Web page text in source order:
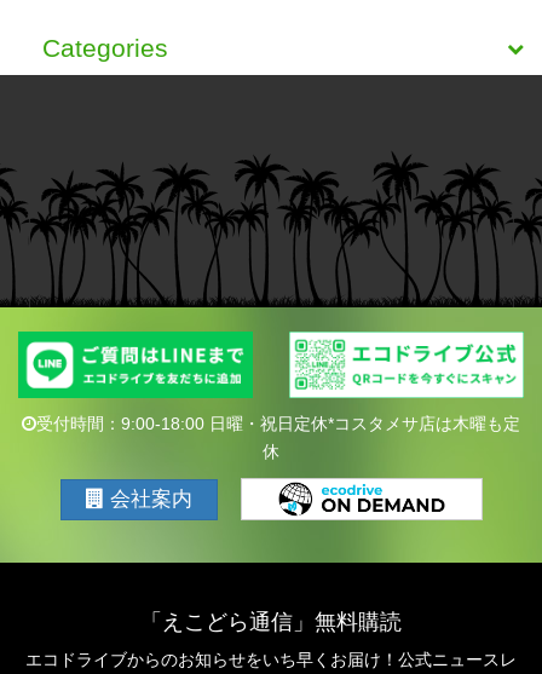
Categories
受付時間：9:00-18:00 日曜・祝日定休*コスタメサ店は木曜も定
休
会社案内
「えこどら通信」無料購読
エコドライブからのお知らせをいち早くお届け！公式ニュースレ